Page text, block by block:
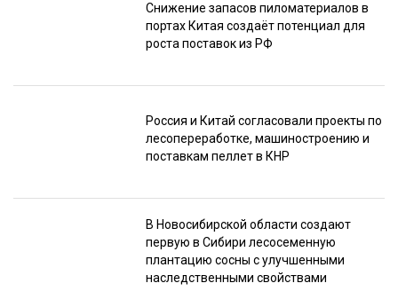
Снижение запасов пиломатериалов в
портах Китая создаёт потенциал для
роста поставок из РФ
Россия и Китай согласовали проекты по
лесопереработке, машиностроению и
поставкам пеллет в КНР
В Новосибирской области создают
первую в Сибири лесосеменную
плантацию сосны с улучшенными
наследственными свойствами